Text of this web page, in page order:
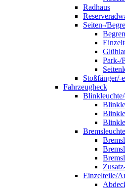
Radhaus
Seiten-/
Park-/
Stoßfänger/-
Fahrzeugheck
Einzelteile/